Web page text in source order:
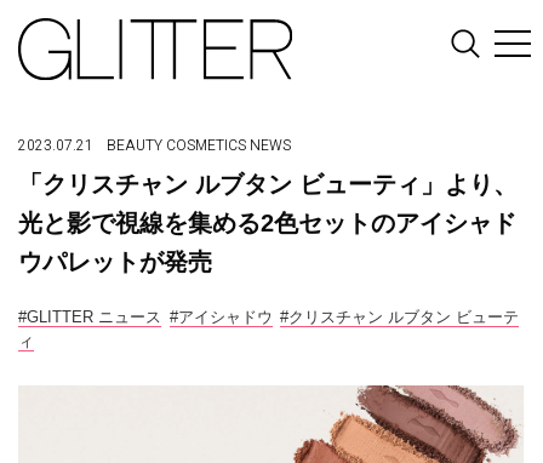
2023.07.21 BEAUTY COSMETICS NEWS
「クリスチャン ルブタン ビューティ」より、
光と影で視線を集める2色セットのアイシャド
ウパレットが発売
#GLITTER ニュース #アイシャドウ #クリスチャン ルブタン ビューテ
ィ